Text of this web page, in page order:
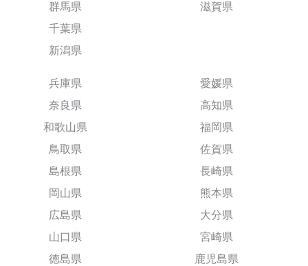
群馬県
千葉県
新潟県
滋賀県
兵庫県
奈良県
和歌山県
鳥取県
島根県
岡山県
広島県
山口県
徳島県
愛媛県
高知県
福岡県
佐賀県
長崎県
熊本県
大分県
宮崎県
鹿児島県